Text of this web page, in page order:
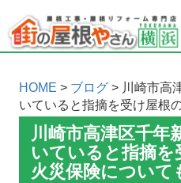
HOME > ブログ> 川崎市高
いていると指摘を受け屋根
川崎市高津区千年
いていると指摘を
火災保険について